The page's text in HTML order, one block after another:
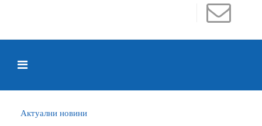
Актуални новини